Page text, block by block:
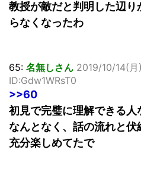
教授が敵だと判明した辺
らなくなったわ
65: 名無しさん 2019/10/14(
ID:Gdw1WRsT0
>>60
初見で完璧に理解できる
なんとなく、話の流れと
充分楽しめてたで